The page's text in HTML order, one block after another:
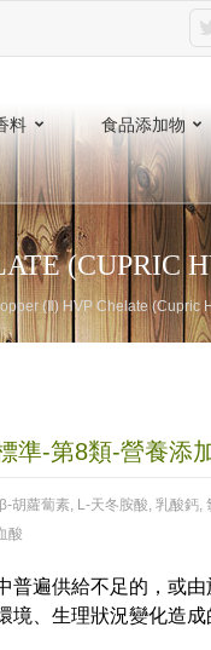
料 食品添加物
(CUPRIC
(Ⅱ) HVP Chelate (Cupric
準-第8類-營養添
β-胡蘿蔔素, L-天冬胺酸, 乳酸鈣,
酸
普遍供給不足的，或由
境、生理狀況變化造成